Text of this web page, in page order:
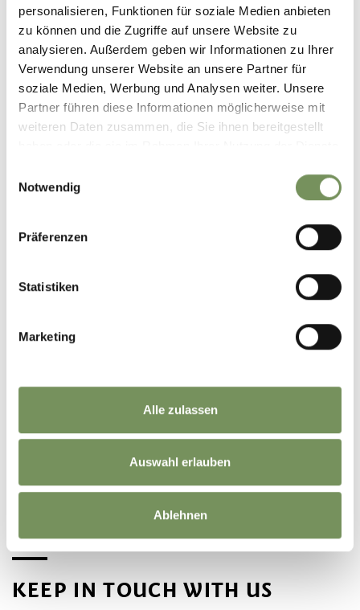
personalisieren, Funktionen für soziale Medien anbieten
zu können und die Zugriffe auf unsere Website zu
analysieren. Außerdem geben wir Informationen zu Ihrer
Verwendung unserer Website an unsere Partner für
soziale Medien, Werbung und Analysen weiter. Unsere
Partner führen diese Informationen möglicherweise mit
weiteren Daten zusammen, die Sie ihnen bereitgestellt
Notwendig
Präferenzen
Statistiken
Marketing
Alle zulassen
Auswahl erlauben
Ablehnen
+
−
KEEP IN TOUCH WITH US